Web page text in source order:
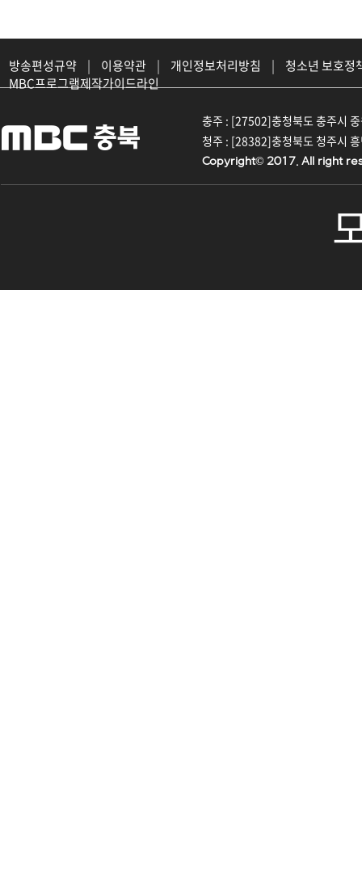
방송편성규약 | 이용약관 | 개인정보처리방침 |
청소년 보호정
MBC프로그램제작가이드라인
충주 : [27502]충청북도 충주시
청주 : [28382]충청북도 청주시
Copyright© 2017. All right